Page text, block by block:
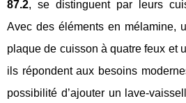
87.2, se distinguent par leurs
Avec des éléments en mélamine,
plaque de cuisson à quatre feux et
ils répondent aux besoins
possibilité d’ajouter un lave-